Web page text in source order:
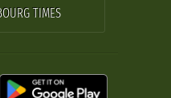
TIMES